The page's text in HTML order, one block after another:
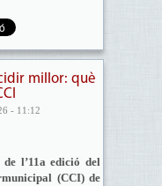
millor: què
- 11:12
l’11a edició del
(CCI) de